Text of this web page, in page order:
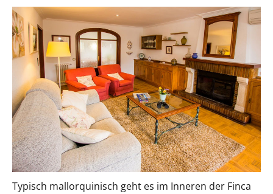
Typisch mallorquinisch geht es im Inneren der Finca